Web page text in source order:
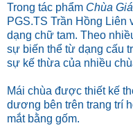
Trong tác phẩm Chùa
PGS.TS Trần Hồng Liên
dạng chữ tam. Theo
sự biến thể từ dạng cấu
sự kế thừa của nhiều
Mái chùa được thiết kế
dương bên trên trang trí
mắt bằng gốm.